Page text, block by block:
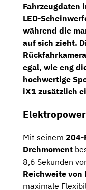
Fahrzeugdaten
LED-
während die
auf sich zieht.
Rückfahrkamera
egal, wie eng
hochwertige
iX1 zusätzlich
Mit seinem 204-
Drehmoment
8,6 Sekunden
Reichweite von
maximale